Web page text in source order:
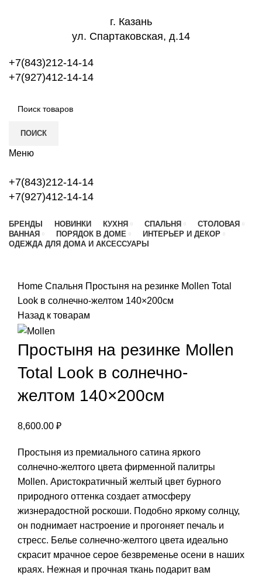
г. Казань
ул. Спартаковская, д.14
+7(843)212-14-14
+7(927)412-14-14
ПОИСК
Меню
+7(843)212-14-14
+7(927)412-14-14
БРЕНДЫ НОВИНКИ КУХНЯ СПАЛЬНЯ
СТОЛОВАЯ
ВАННАЯ
ПОРЯДОК В ДОМЕ
ИНТЕРЬЕР И ДЕКОР
ОДЕЖДА ДЛЯ ДОМА И АКСЕССУАРЫ
Home Спальня Простыня на резинке Mollen Total
Look в солнечно-желтом 140×200см
Назад к товарам
Простыня на резинке Mollen
Total Look в солнечно-
желтом 140×200см
8,600.00 ₽
Простыня из премиального сатина яркого
солнечно-желтого цвета фирменной палитры
Mollen. Аристократичный желтый цвет бурного
природного оттенка создает атмосферу
жизнерадостной роскоши. Подобно яркому солнцу,
он поднимает настроение и прогоняет печаль и
стресс. Белье солнечно-желтого цвета идеально
скрасит мрачное серое безвременье осени в наших
краях. Нежная и прочная ткань подарит вам